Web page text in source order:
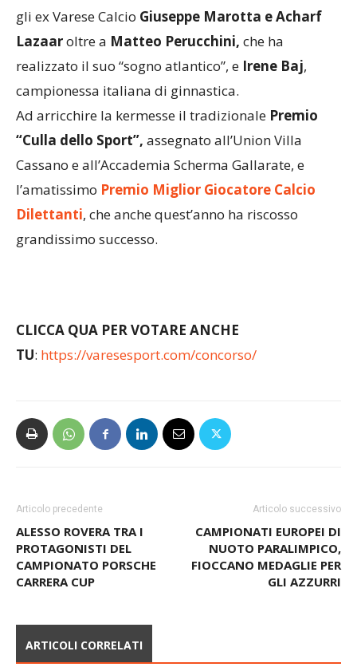
gli ex Varese Calcio Giuseppe Marotta e Acharf
Lazaaroltre a Matteo Perucchini, che ha
realizzato il suo “sogno atlantico”, e Irene Baj,
campionessa italiana di ginnastica.
Ad arricchire la kermesse il tradizionale Premio
“Culla dello Sport”, assegnato all’Union Villa
Cassano e all’Accademia Scherma Gallarate, e
l’amatissimo Premio Miglior Giocatore Calcio
Dilettanti, che anche quest’anno ha riscosso
grandissimo successo.
CLICCA QUA PER VOTARE ANCHE
TU: https://varesesport.com/concorso/
Articolo precedente
ALESSO ROVERA TRA I
PROTAGONISTI DEL
CAMPIONATO PORSCHE
CARRERA CUP
Articolo successivo
CAMPIONATI EUROPEI DI
NUOTO PARALIMPICO,
FIOCCANO MEDAGLIE PER
GLI AZZURRI
ARTICOLI CORRELATI